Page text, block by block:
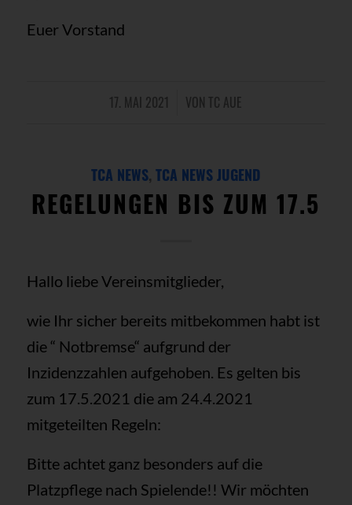
Euer Vorstand
17. MAI 2021
/ VON TC AUE
TCA NEWS, TCA NEWS JUGEND
REGELUNGEN BIS ZUM 17.5
Hallo liebe Vereinsmitglieder,
wie Ihr sicher bereits mitbekommen habt ist
die “ Notbremse“ aufgrund der
Inzidenzzahlen aufgehoben. Es gelten bis
zum 17.5.2021 die am 24.4.2021
mitgeteilten Regeln:
Bitte achtet ganz besonders auf die
Platzpflege nach Spielende!! Wir möchten